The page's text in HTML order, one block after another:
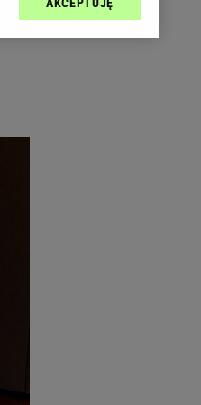
sp. z o.o., jej
Zmiana ustawień
celów identyfikacji.
reklam i treści,